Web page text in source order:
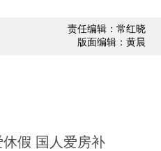
责任编辑：常红晓
版面编辑：黄晨
假 国人爱房补